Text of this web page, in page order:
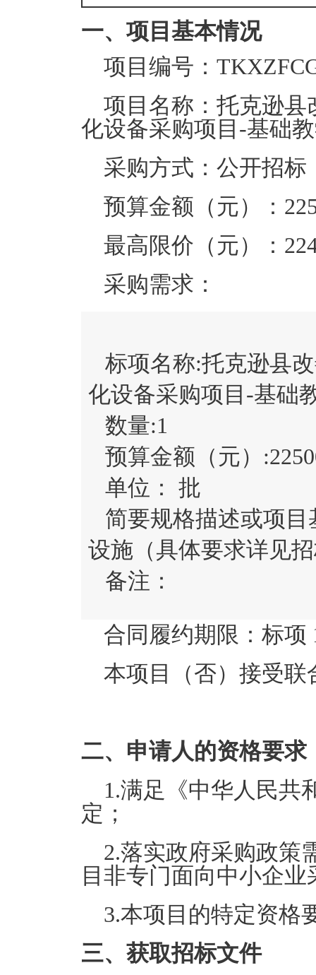
一、项目基本情况
项目编号：
项目名称： 托克逊县
化设备采购项目-基础
采购方式：公开招标
预算金额（元）：
最高限价（元）：
采购需求：
标项名称:托克逊县
化设备采购项目-基础
数量:1
预算金额（元）:
单位： 批
简要规格描述或项目
设施（具体要求详见
备注：
合同履约期限： 标项
本项目（否）接受联
二、申请人的资格要求
1.满足《中华人民共
定；
2.落实政府采购政策
目非专门面向中小企业
3.本项目的特定资格
三、获取招标文件